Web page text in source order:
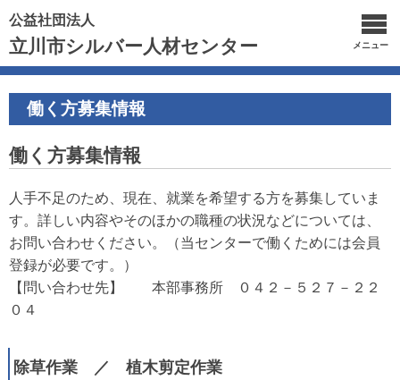
公益社団法人
立川市シルバー人材センター メニュー
働く方募集情報
働く方募集情報
人手不足のため、現在、就業を希望する方を募集していま
す。詳しい内容やそのほかの職種の状況などについては、
お問い合わせください。（当センターで働くためには会員
登録が必要です。）
【問い合わせ先】 本部事務所 ０４２－５２７－２２
０４
除草作業 ／ 植木剪定作業